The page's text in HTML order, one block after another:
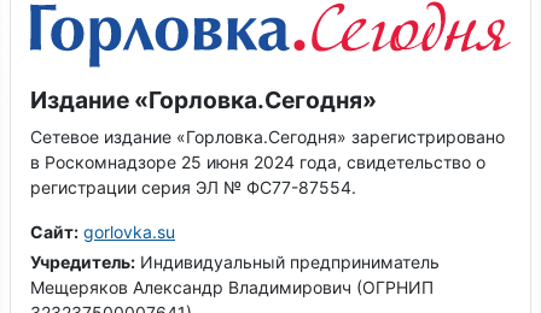
Издание «Горловка.Сегодня»
Сетевое издание «Горловка.Сегодня» зарегистрировано
в Роскомнадзоре 25 июня 2024 года, свидетельство о
регистрации серия ЭЛ № ФС77-87554.
Сайт: gorlovka.su
Учредитель: Индивидуальный предприниматель
Мещеряков Александр Владимирович (ОГРНИП